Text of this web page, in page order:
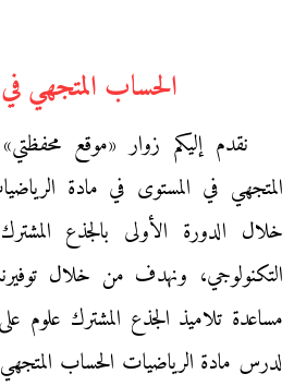
الحساب المتجهي
نقدم إليكم زوار «موقع
المتجهي في المستوى في مادة
خلال الدورة الأولى بالجذع
التكنولوجي، ونهدف من خلال
مساعدة تلاميذ الجذع المشترك علوم
لدرس مادة الرياضيات الحساب